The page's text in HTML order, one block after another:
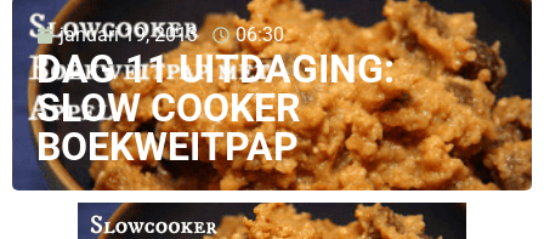
januari 19, 2013 06:30
DAG 11 UITDAGING:
SLOW COOKER
BOEKWEITPAP